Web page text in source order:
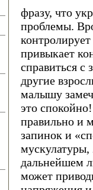
фразу, что
пpоблемы.
привыкает
справиться с
другие
малышу
это
правильно и
запинок и
мускулатуры,
дальнейшем
может